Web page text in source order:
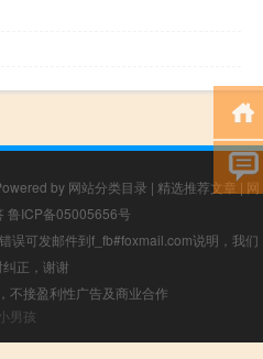
by 网站分类目录 | 精选推荐文章| 网
鲁ICP备05005656号
误可发邮件到f_fb#foxmail.com说明，我们
正，谢谢
不接盈利性广告及商业合作
男孩